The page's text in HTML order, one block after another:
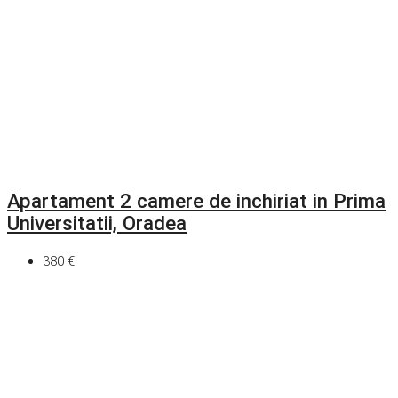
Apartament 2 camere de inchiriat in Prima
Universitatii, Oradea
380 €